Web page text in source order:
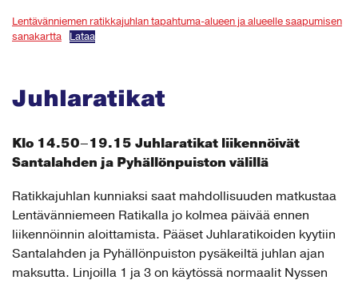
Lentävänniemen ratikkajuhlan tapahtuma-alueen ja alueelle saapumisen
sanakartta
Lataa
Juhlaratikat
Klo 14.50–19.15 Juhlaratikat liikennöivät
Santalahden ja Pyhällönpuiston välillä
Ratikkajuhlan kunniaksi saat mahdollisuuden matkustaa
Lentävänniemeen Ratikalla jo kolmea päivää ennen
liikennöinnin aloittamista. Pääset Juhlaratikoiden kyytiin
Santalahden ja Pyhällönpuiston pysäkeiltä juhlan ajan
maksutta. Linjoilla 1 ja 3 on käytössä normaalit Nyssen